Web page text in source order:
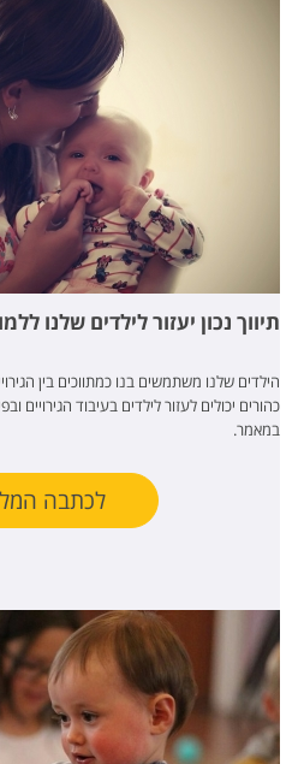
תיווך נכון יעזור לילדים שלנו
הילדים שלנו משתמשים בנו כמתווכים בין
כהורים יכולים לעזור לילדים בעיבוד הגירויים
במאמר.
לכתבה